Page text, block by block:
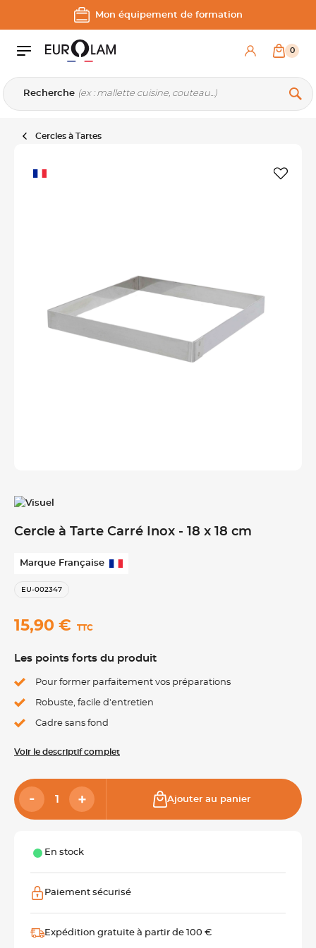
Aller au contenu
Aller à la navigation principale
Mon équipement de formation
Recherche
0
Cercles à Tartes
Cercle à Tarte Carré Inox - 18 x 18 cm
Marque Française
EU-002347
15,90 € TTC
Les points forts du produit
Pour former parfaitement vos préparations
Robuste, facile d'entretien
Cadre sans fond
Voir le descriptif complet
Ajouter au panier
En stock
Paiement sécurisé
Expédition gratuite à partir de 100 €